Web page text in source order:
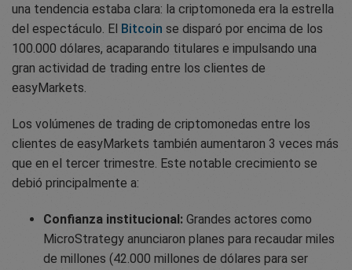
una tendencia estaba clara: la criptomoneda era la estrella
del espectáculo. El Bitcoin se disparó por encima de los
100.000 dólares, acaparando titulares e impulsando una
gran actividad de trading entre los clientes de
easyMarkets.
Los volúmenes de trading de criptomonedas entre los
clientes de easyMarkets también aumentaron 3 veces más
que en el tercer trimestre. Este notable crecimiento se
debió principalmente a:
Confianza institucional: Grandes actores como
MicroStrategy anunciaron planes para recaudar miles
de millones (42.000 millones de dólares para ser